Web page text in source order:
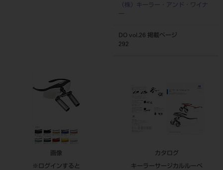
（株）キーラー・アンド・ワイナ
ー
DO vol.26 掲載ページ
292
画像
※ログインすると
カタログ
キーラーサージカルルーペ